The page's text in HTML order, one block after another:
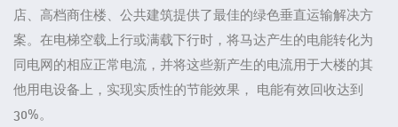
店、高档商住楼、公共建筑提供了最佳的绿色垂直运输解决方
案。在电梯空载上行或满载下行时，将马达产生的电能转化为
同电网的相应正常电流，并将这些新产生的电流用于大楼的其
他用电设备上，实现实质性的节能效果， 电能有效回收达到
30%。